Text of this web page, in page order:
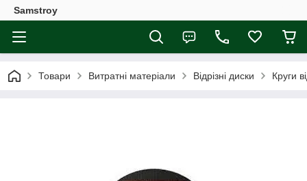
Samstroy
Товари Витратні матеріали Відрізні диски Круги